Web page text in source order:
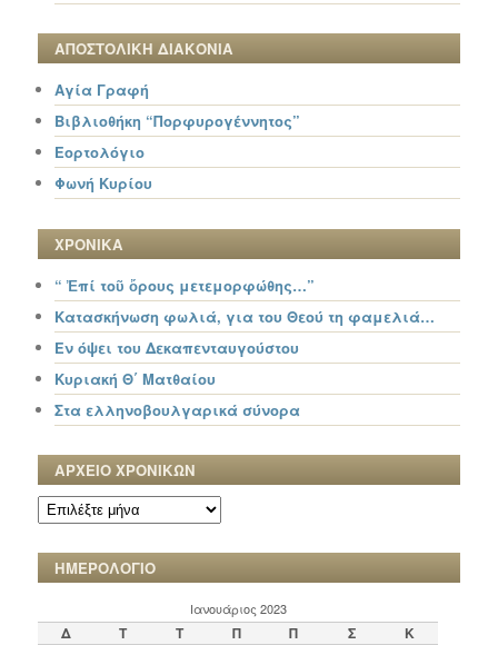
ΑΠΟΣΤΟΛΙΚΗ ΔΙΑΚΟΝΙΑ
Αγία Γραφή
Βιβλιοθήκη “Πορφυρογέννητος”
Εορτολόγιο
Φωνή Κυρίου
ΧΡΟΝΙΚΑ
“ Ἐπί τοῦ ὄρους μετεμορφώθης…”
Κατασκήνωση φωλιά, για του Θεού τη φαμελιά…
Εν όψει του Δεκαπενταυγούστου
Κυριακή Θ΄ Ματθαίου
Στα ελληνοβουλγαρικά σύνορα
ΑΡΧΕΙΟ ΧΡΟΝΙΚΩΝ
ΑΡΧΕΙΟ
ΧΡΟΝΙΚΩΝ
ΗΜΕΡΟΛΟΓΙΟ
Ιανουάριος 2023
Δ Τ Τ Π Π Σ
Κ